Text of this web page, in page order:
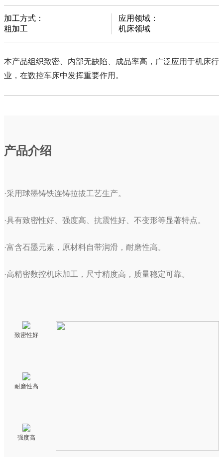
加工方式：
粗加工
应用领域：
机床领域
本产品组织致密、内部无缺陷、成品率高，广泛应用于机床行
业，在数控车床中发挥重要作用。
产品介绍
·采用球墨铸铁连铸拉拔工艺生产。
·具有致密性好、强度高、抗震性好、不变形等显著特点。
·富含石墨元素，原材料自带润滑，耐磨性高。
·高精密数控机床加工，尺寸精度高，质量稳定可靠。
致密性好
耐磨性高
强度高